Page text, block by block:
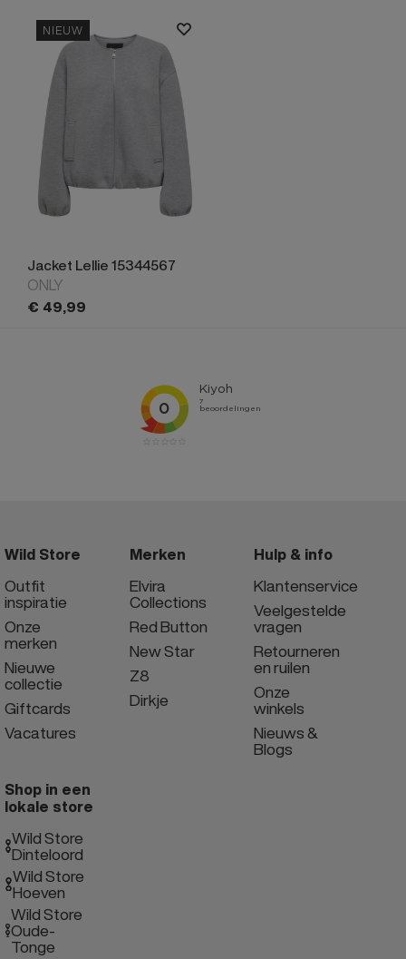
NIEUW
Jacket Lellie 15344567
ONLY
€ 49,99
Wild Store
Outfit
inspiratie
Onze
merken
Nieuwe
collectie
Giftcards
Vacatures
Merken
Elvira
Collections
Red Button
New Star
Z8
Dirkje
Hulp & info
Klantenservice
Veelgestelde
vragen
Retourneren
en ruilen
Onze
winkels
Nieuws &
Blogs
Shop in een
lokale store
Wild Store
Dinteloord
Wild Store
Hoeven
Wild Store
Oude-
Tonge